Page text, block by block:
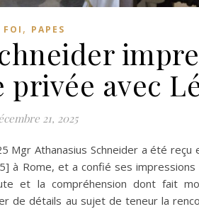
FOI , PAPES
avec
21, 2025
Mgr Athanasius Schneider a été reçu
à Rome, et a confié ses impressions
et la compréhension dont fait
de détails au sujet de teneur la